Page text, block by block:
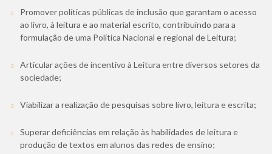
Promover políticas públicas de inclusão que garantam o acesso
ao livro, à leitura e ao material escrito, contribuindo para a
formulação de uma Política Nacional e regional de Leitura;
Articular ações de incentivo à Leitura entre diversos setores da
sociedade;
Viabilizar a realização de pesquisas sobre livro, leitura e escrita;
Superar deficiências em relação às habilidades de leitura e
produção de textos em alunos das redes de ensino;